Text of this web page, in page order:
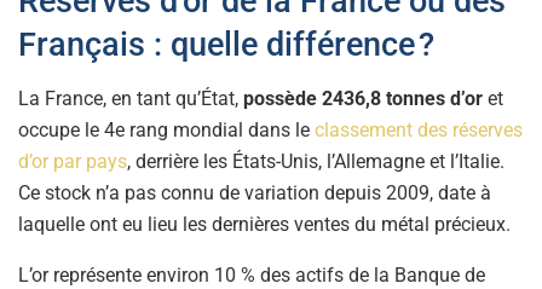
Français : quelle différence ?
La France, en tant qu’État, possède 2436,8 tonnes d’or et
occupe le 4e rang mondial dans le classement des réserves
d’or par pays, derrière les États-Unis, l’Allemagne et l’Italie.
Ce stock n’a pas connu de variation depuis 2009, date à
laquelle ont eu lieu les dernières ventes du métal précieux.
L’or représente environ 10 % des actifs de la Banque de